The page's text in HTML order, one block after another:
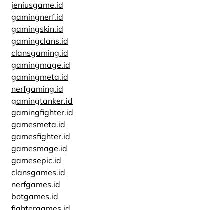
jeniusgame.id
gamingnerf.id
gamingskin.id
gamingclans.id
clansgaming.id
gamingmage.id
gamingmeta.id
nerfgaming.id
gamingtanker.id
gamingfighter.id
gamesmeta.id
gamesfighter.id
gamesmage.id
gamesepic.id
clansgames.id
nerfgames.id
botgames.id
fightergames.id